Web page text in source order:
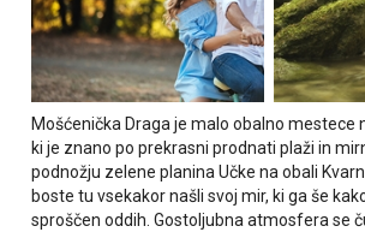
Mošćenička Draga je malo obalno mestece
ki je znano po prekrasni prodnati plaži in
podnožju zelene planina Učke na obali
boste tu vsekakor našli svoj mir, ki ga še
sproščen oddih. Gostoljubna atmosfera se